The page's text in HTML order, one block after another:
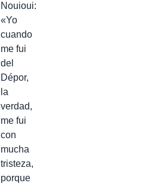
Nouioui:
«Yo
cuando
me fui
del
Dépor,
la
verdad,
me fui
con
mucha
tristeza,
porque